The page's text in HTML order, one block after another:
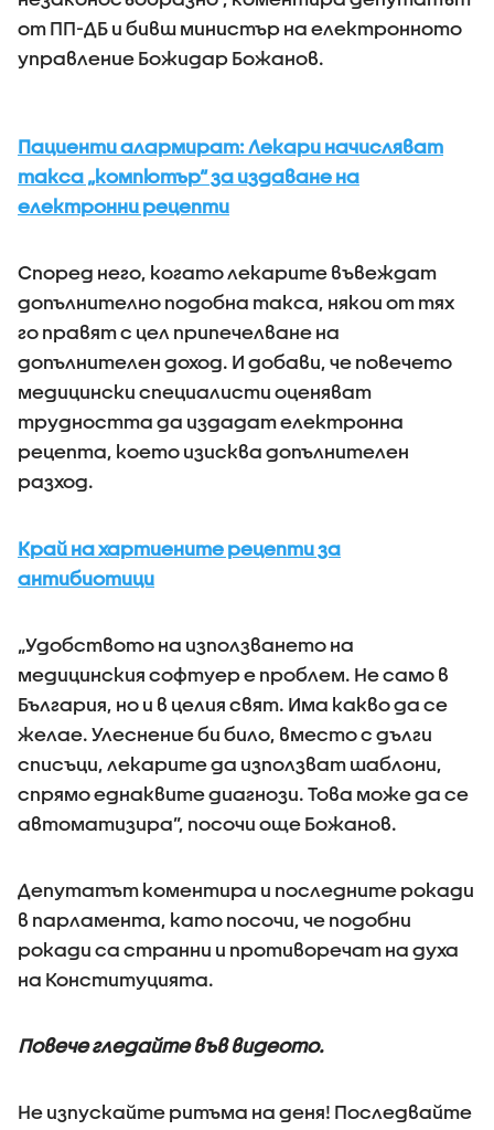
от ПП-ДБ и бивш министър на електронното
управление Божидар Божанов.
Пациенти алармират: Лекари начисляват
такса „компютър“ за издаване на
електронни рецепти
Според него, когато лекарите въвеждат
допълнително подобна такса, някои от тях
го правят с цел припечелване на
допълнителен доход. И добави, че повечето
медицински специалисти оценяват
трудността да издадат електронна
рецепта, което изисква допълнителен
разход.
Край на хартиените рецепти за
антибиотици
„Удобството на използването на
медицинския софтуер е проблем. Не само в
България, но и в целия свят. Има какво да се
желае. Улеснение би било, вместо с дълги
списъци, лекарите да използват шаблони,
спрямо еднаквите диагнози. Това може да се
автоматизира”, посочи още Божанов.
Депутатът коментира и последните рокади
в парламента, като посочи, че подобни
рокади са странни и противоречат на духа
на Конституцията.
Повече гледайте във видеото.
Не изпускайте ритъма на деня! Последвайте